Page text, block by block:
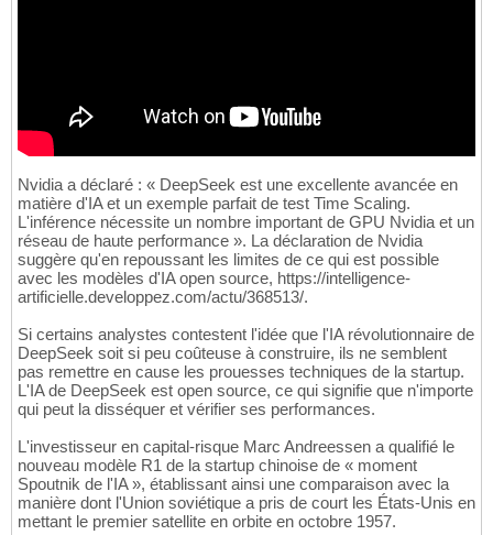
Nvidia a déclaré : « DeepSeek est une excellente avancée en
matière d'IA et un exemple parfait de test Time Scaling.
L'inférence nécessite un nombre important de GPU Nvidia et un
réseau de haute performance ». La déclaration de Nvidia
suggère qu'en repoussant les limites de ce qui est possible
avec les modèles d'IA open source, https://intelligence-
artificielle.developpez.com/actu/368513/.
Si certains analystes contestent l'idée que l'IA révolutionnaire de
DeepSeek soit si peu coûteuse à construire, ils ne semblent
pas remettre en cause les prouesses techniques de la startup.
L'IA de DeepSeek est open source, ce qui signifie que n'importe
qui peut la disséquer et vérifier ses performances.
L'investisseur en capital-risque Marc Andreessen a qualifié le
nouveau modèle R1 de la startup chinoise de « moment
Spoutnik de l'IA », établissant ainsi une comparaison avec la
manière dont l'Union soviétique a pris de court les États-Unis en
mettant le premier satellite en orbite en octobre 1957.